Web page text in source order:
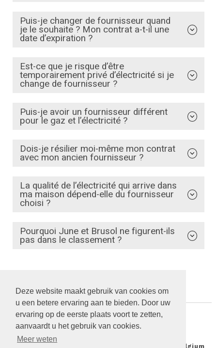
Deze website maakt gebruik van cookies om
u een betere ervaring aan te bieden. Door uw
ervaring op de eerste plaats voort te zetten,
aanvaardt u het gebruik van cookies.
Meer weten
Puis-je changer de fournisseur quand
je le souhaite ? Mon contrat a-t-il une
date d’expiration ?
Est-ce que je risque d’être
temporairement privé d’électricité si je
change de fournisseur ?
Puis-je avoir un fournisseur différent
pour le gaz et l’électricité ?
Dois-je résilier moi-même mon contrat
avec mon ancien fournisseur ?
La qualité de l’électricité qui arrive dans
ma maison dépend-elle du fournisseur
choisi ?
Pourquoi June et Brusol ne figurent-ils
pas dans le classement ?
© 2026 Mon electricité verte | Greenpeace Belgium